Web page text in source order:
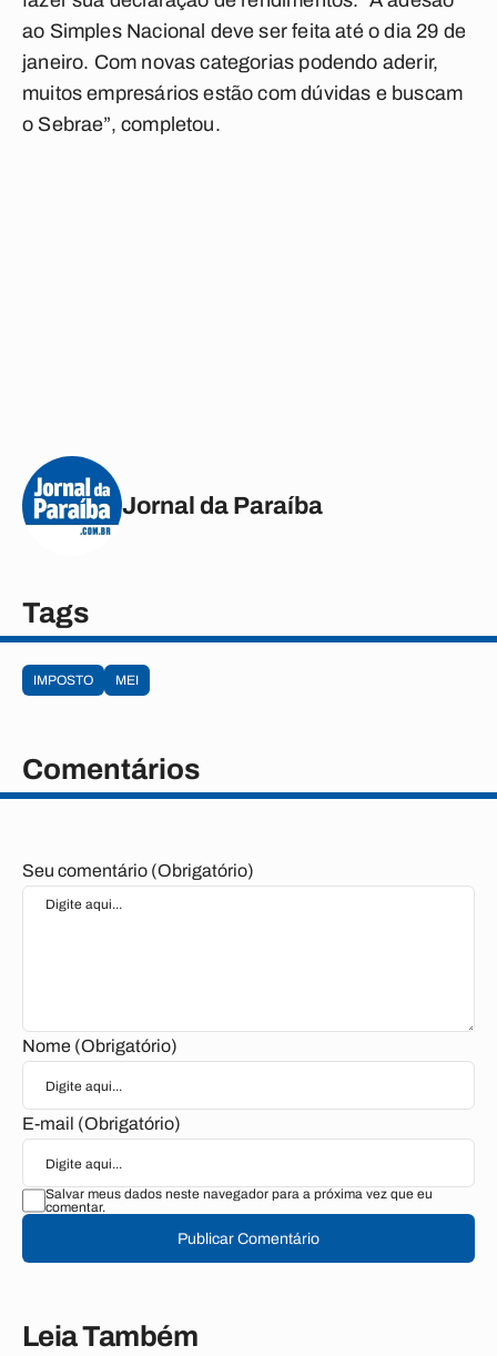
ao Simples Nacional deve ser feita até o dia 29 de
janeiro. Com novas categorias podendo aderir,
muitos empresários estão com dúvidas e buscam
o Sebrae”, completou.
Jornal da Paraíba
Tags
IMPOSTO MEI
Comentários
Seu comentário (Obrigatório)
Nome (Obrigatório)
E-mail (Obrigatório)
Salvar meus dados neste navegador para a próxima vez que eu
comentar.
Publicar Comentário
Leia Também